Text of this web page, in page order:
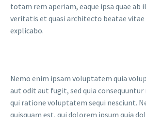
totam rem aperiam, eaque ipsa quae ab
veritatis et quasi architecto beatae
explicabo.
Nemo enim ipsam voluptatem quia
aut odit aut fugit, sed quia consequuntur
qui ratione voluptatem sequi nesciunt.
quisquam est, qui dolorem ipsum quia